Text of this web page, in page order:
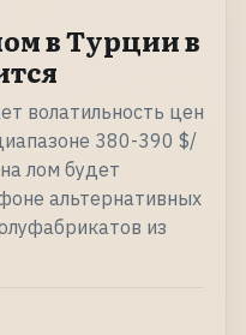
в Турции в
волатильность цен
380-390 $/
лом будет
альтернативных
из